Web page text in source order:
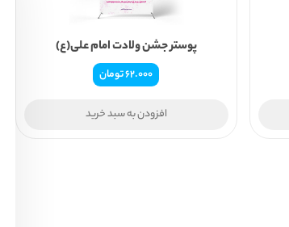
پوستر جشن ولادت امام علی(ع)
62.000تومان
افزودن به سبد خرید